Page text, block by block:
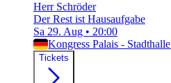
Herr Schröder
Der Rest ist Hausaufgabe
Sa 29. Aug • 20:00
Kongress Palais - Stadthalle
Tickets